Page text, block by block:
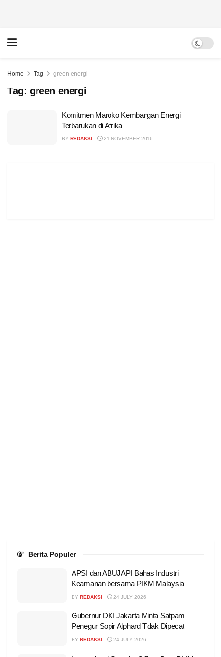
Home Tag green energi
Tag: green energi
Komitmen Maroko Kembangan Energi
Terbarukan di Afrika
BY REDAKSI 21 NOVEMBER 2016
Berita Populer
APSI dan ABUJAPI Bahas Industri
Keamanan bersama PIKM Malaysia
BY REDAKSI 24 JULY 2026
Gubernur DKI Jakarta Minta Satpam
Penegur Sopir Alphard Tidak Dipecat
BY REDAKSI 24 JULY 2026